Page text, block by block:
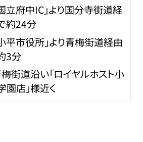
国立府中IC」より国分寺街道経
約24分
小平市役所」より青梅街道経由
3分
梅街道沿い「ロイヤルホスト小
園店」様近く